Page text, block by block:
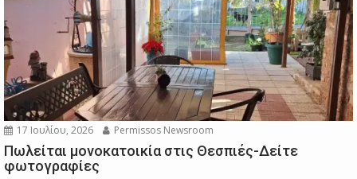
17 Ιουλίου, 2026 Permissos Newsroom
Πωλείται μονοκατοικία στις Θεσπιές-Δείτε
φωτογραφίες